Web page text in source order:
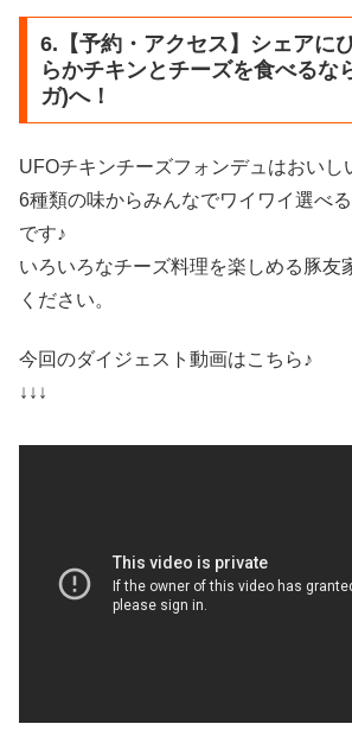
6.【予約・アクセス】シェアに
らかチキンとチーズを食べるな
ガ)へ！
UFOチキンチーズフォンデュはおいし
6種類の味からみんなでワイワイ選べ
です♪
いろいろなチーズ料理を楽しめる豚友
ください。
今回のダイジェスト動画はこちら♪
↓↓↓